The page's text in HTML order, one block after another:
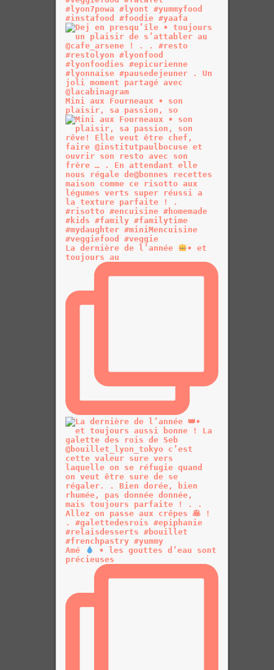
Mini aux Fourneaux • son
plaisir, sa passion, so
La dernière de l’année
• et
toujours au
Amé
• les gouttes d’eau sont
précieuses